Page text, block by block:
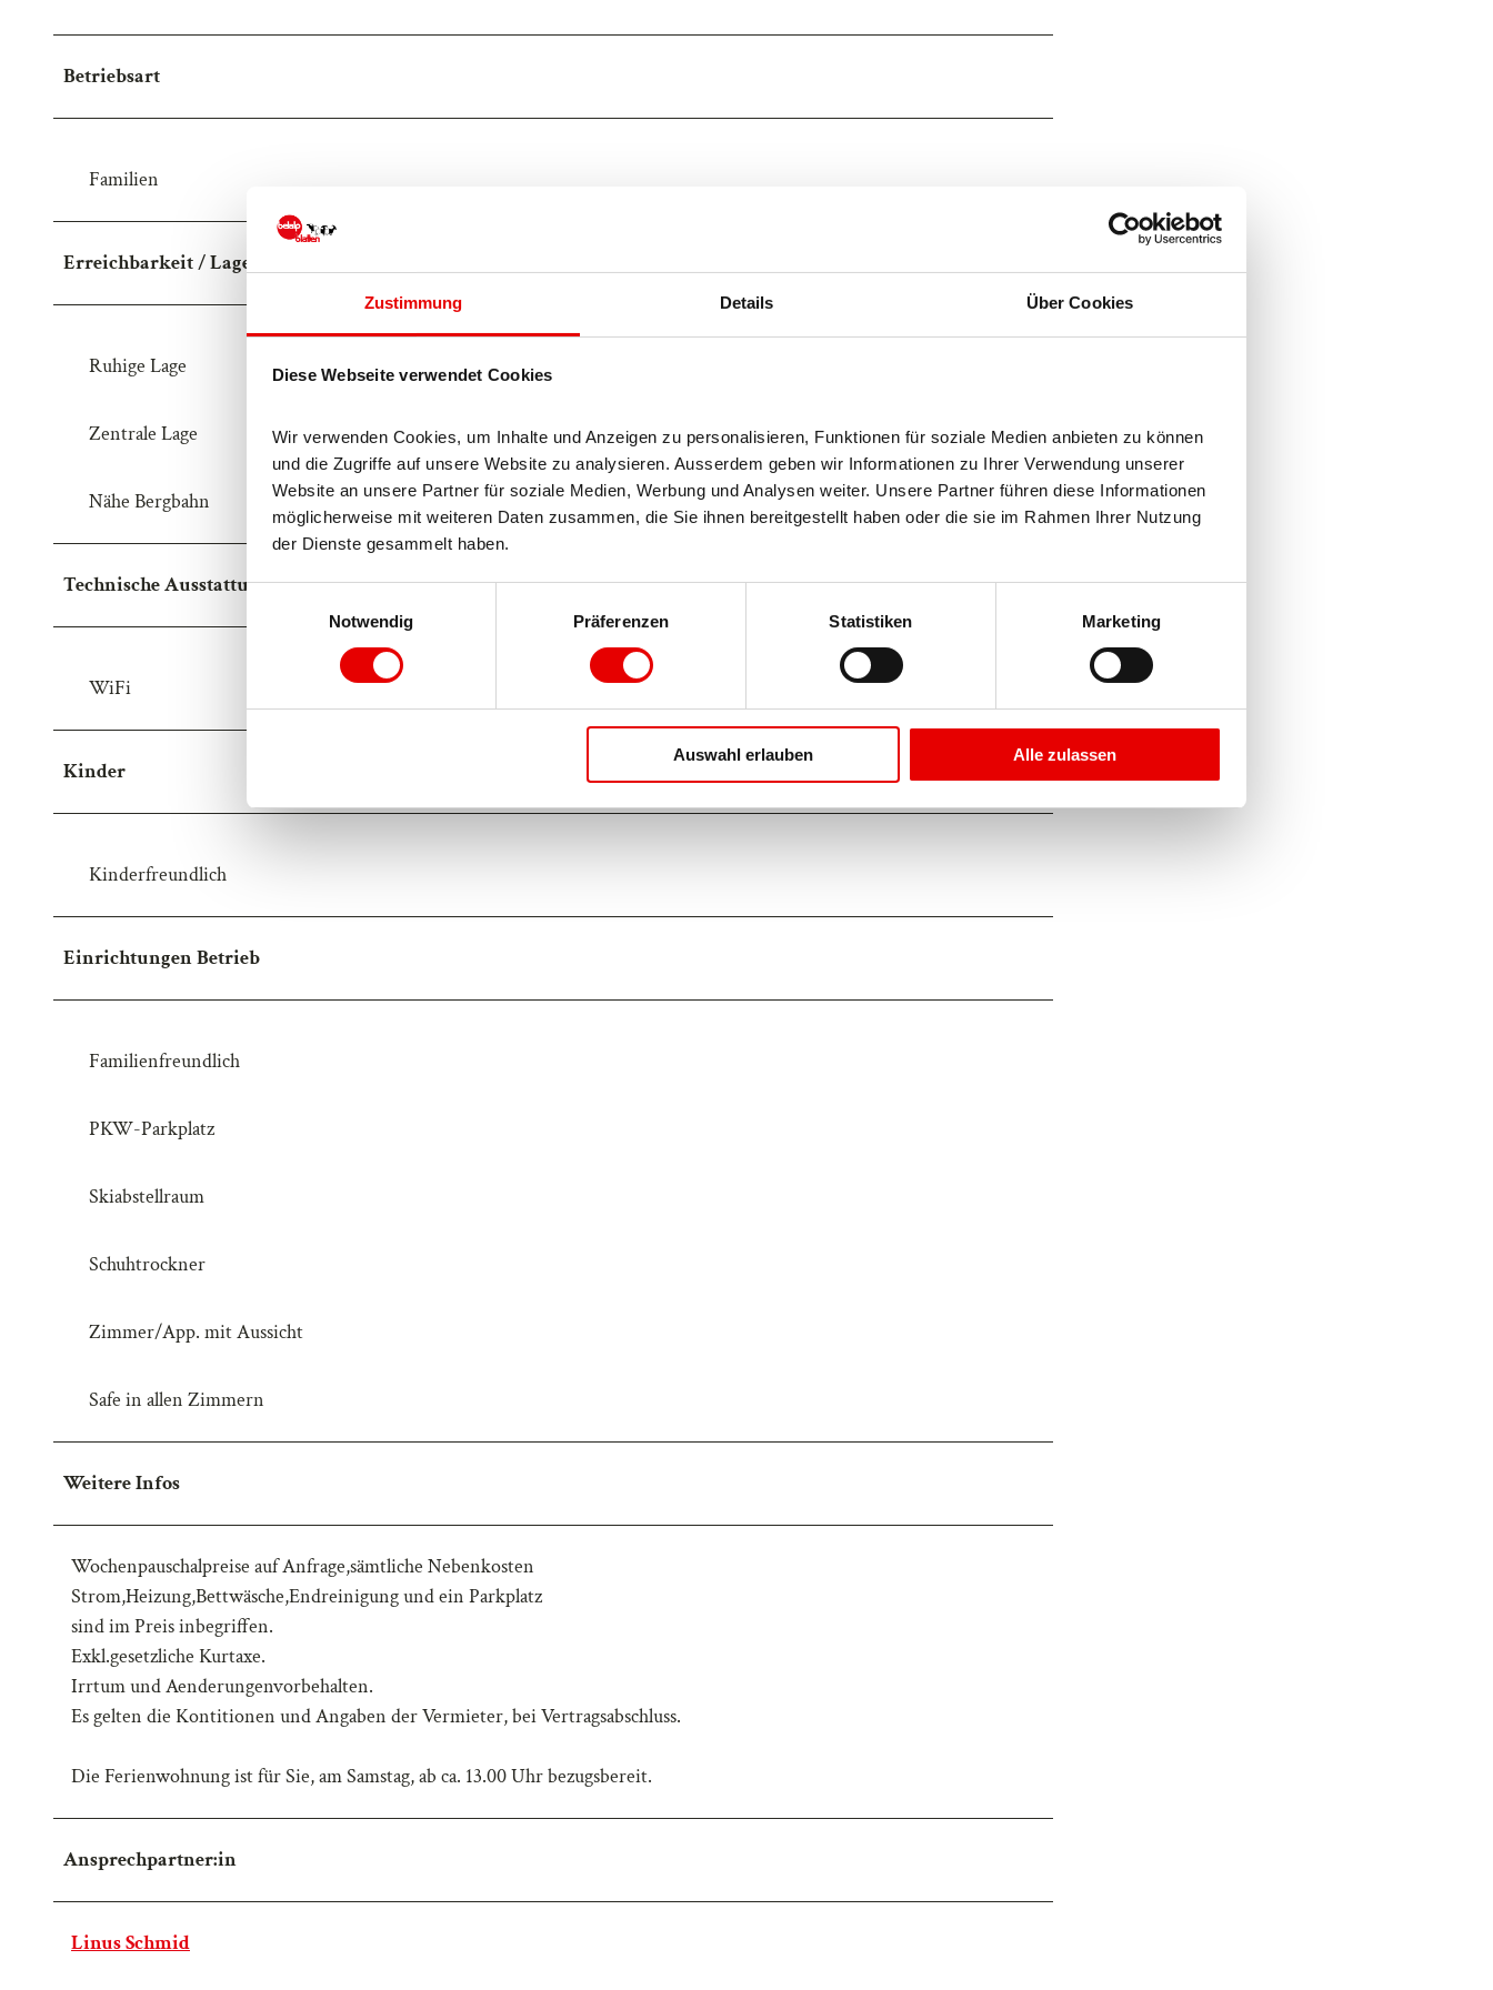
Zustimmung Details Über Cookies
Diese Webseite verwendet Cookies
Wir verwenden Cookies, um Inhalte und Anzeigen zu personalisieren, Funktionen für soziale Medien anbieten zu können
und die Zugriffe auf unsere Website zu analysieren. Ausserdem geben wir Informationen zu Ihrer Verwendung unserer
Website an unsere Partner für soziale Medien, Werbung und Analysen weiter. Unsere Partner führen diese Informationen
möglicherweise mit weiteren Daten zusammen, die Sie ihnen bereitgestellt haben oder die sie im Rahmen Ihrer Nutzung
der Dienste gesammelt haben.
E
l
g
s
u
Notwendig Präferenzen Statistiken Marketing
Auswahl erlauben Alle zulassen
Betriebsart
Familien
Erreichbarkeit / Lage
Ruhige Lage
Zentrale Lage
Nähe Bergbahn
Technische Ausstattung
WiFi
Kinder
Kinderfreundlich
Einrichtungen Betrieb
Familienfreundlich
PKW-Parkplatz
Skiabstellraum
Schuhtrockner
Zimmer/App. mit Aussicht
Safe in allen Zimmern
Weitere Infos
Wochenpauschalpreise auf Anfrage,sämtliche Nebenkosten
Strom,Heizung,Bettwäsche,Endreinigung und ein Parkplatz
sind im Preis inbegriffen.
Exkl.gesetzliche Kurtaxe.
Irrtum und Aenderungenvorbehalten.
Es gelten die Kontitionen und Angaben der Vermieter, bei Vertragsabschluss.
Die Ferienwohnung ist für Sie, am Samstag, ab ca. 13.00 Uhr bezugsbereit.
Ansprechpartner:in
Linus Schmid